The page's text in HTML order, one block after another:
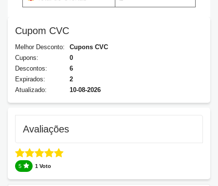
Cupom CVC
Melhor Desconto:
Cupons CVC
Cupons:
0
Descontos:
6
Expirados:
2
Atualizado:
10-08-2026
Avaliações
5 1 Voto